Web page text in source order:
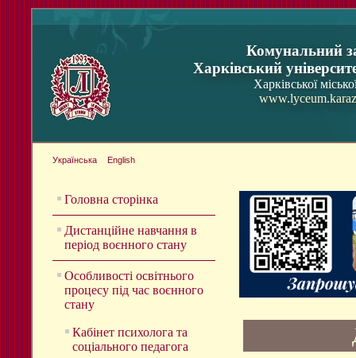
Комунальний
Харківський
Харківської
Українська English
Головна сторінка
Дистанційне навчання в
період воєнного стану
Особливості освітнього
процесу під час воєнного
стану
Кабінет психолога та
соціального педагога